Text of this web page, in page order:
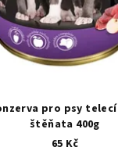
pro psy
štěňata 400g